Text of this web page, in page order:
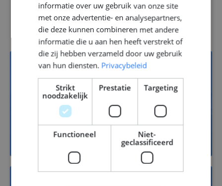
Vacatures
13
Jachtbouw
informatie over uw gebruik van onze site
met onze advertentie- en analysepartners,
die deze kunnen combineren met andere
informatie die u aan hen heeft verstrekt of
die zij hebben verzameld door uw gebruik
van hun diensten. Privacybeleid
Strikt
noodzakelijk
Prestatie Targeting
Functioneel
Niet-
geclassificeerd